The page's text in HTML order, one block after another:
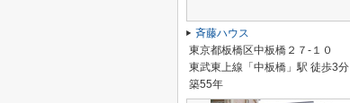
斉藤ハウス
東京都板橋区中板橋２７-１０
東武東上線「中板橋」駅 徒歩3分
築55年